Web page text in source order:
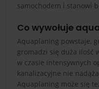
samochodem i stanowi
Co wywołuje
Aquaplaning powstaje,
gromadzi się duża ilość
w czasie intensywnych
kanalizacyjne nie
Aquaplaning może się